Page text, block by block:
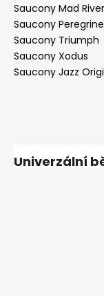
Saucony Mad River
Saucony Peregrine
Saucony Triumph
Saucony Xodus
Saucony Jazz
Univerzální